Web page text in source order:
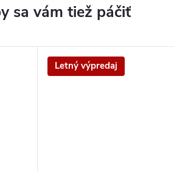
Letný výpredaj